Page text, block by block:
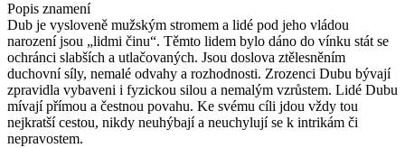
Popis znamení
Dub je vysloveně mužským stromem a lidé pod jeho vládou
narození jsou „lidmi činu“. Těmto lidem bylo dáno do vínku stát se
ochránci slabších a utlačovaných. Jsou doslova ztělesněním
duchovní síly, nemalé odvahy a rozhodnosti. Zrozenci Dubu bývají
zpravidla vybaveni i fyzickou silou a nemalým vzrůstem. Lidé Dubu
mívají přímou a čestnou povahu. Ke svému cíli jdou vždy tou
nejkratší cestou, nikdy neuhýbají a neuchylují se k intrikám či
nepravostem.